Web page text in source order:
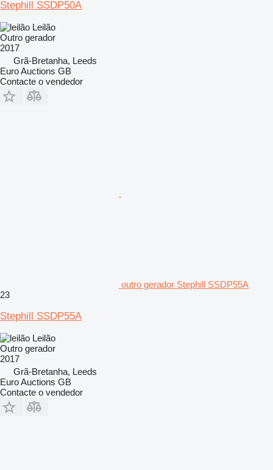
Stephill SSDP50A
Leilão
Outro gerador
2017
Grã-Bretanha, Leeds
Euro Auctions GB
Contacte o vendedor
outro gerador Stephill SSDP55A
23
Stephill SSDP55A
Leilão
Outro gerador
2017
Grã-Bretanha, Leeds
Euro Auctions GB
Contacte o vendedor